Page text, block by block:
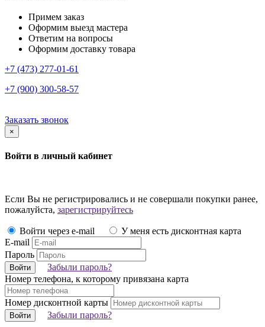
Примем заказ
Оформим выезд мастера
Ответим на вопросы
Оформим доставку товара
+7 (473) 277-01-61
+7 (900) 300-58-57
Заказать звонок
×
Войти в личный кабинет
Если Вы не регистрировались и не совершали покупки ранее,
пожалуйста, зарегистрируйтесь
Войти через e-mail
У меня есть дисконтная карта
E-mail
Пароль
Войти
Забыли пароль?
Номер телефона, к которому привязана карта
Номер дисконтной карты
Войти
Забыли пароль?